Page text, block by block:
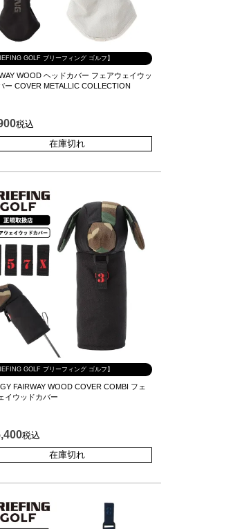
GOLF ブリーフィング ゴルフ】
WOOD ヘッドカバー フェアウェイウッ
ー COVER METALLIC COLLECTION
税込
在庫切れ
GOLF ブリーフィング ゴルフ】
FAIRWAY WOOD COVER COMBI フェ
イウッドカバー
税込
在庫切れ